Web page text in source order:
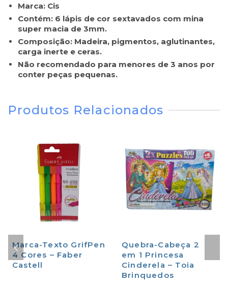
Marca: Cis
Contém: 6 lápis de cor sextavados com mina
super macia de 3mm.
Composição: Madeira, pigmentos, aglutinantes,
carga inerte e ceras.
Não recomendado para menores de 3 anos por
conter peças pequenas.
Produtos Relacionados
Marca-Texto GrifPen
4 Cores – Faber
Castell
Quebra-Cabeça 2
em 1 Princesa
Cinderela – Toia
Brinquedos